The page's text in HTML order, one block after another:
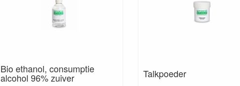
Bio ethanol, consumptie
alcohol 96% zuiver Talkpoeder